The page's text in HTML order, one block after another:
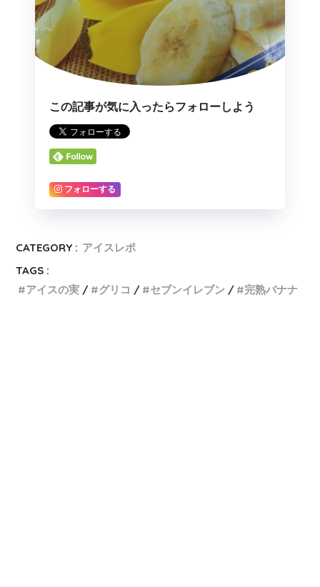
この記事が気に入ったらフォローしよう
フォローする
CATEGORY : アイスレポ
TAGS :
アイスの実
グリコ セブンイレブン 完熟バナナ